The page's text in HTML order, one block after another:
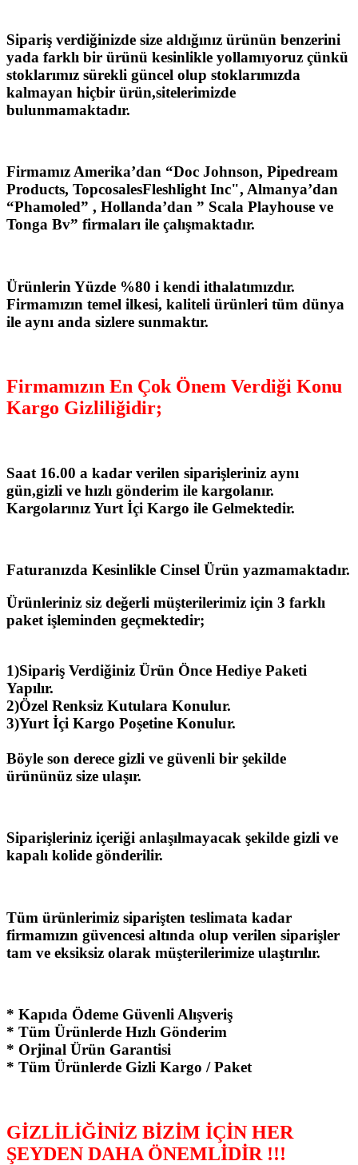
Sipariş verdiğinizde size aldığınız ürünün benzerini
yada farklı bir ürünü kesinlikle yollamıyoruz çünkü
stoklarımız sürekli güncel olup stoklarımızda
kalmayan hiçbir ürün,sitelerimizde
bulunmamaktadır.
Firmamız Amerika’dan “Doc Johnson, Pipedream
Products, TopcosalesFleshlight Inc", Almanya’dan
“Phamoled” , Hollanda’dan ” Scala Playhouse ve
Tonga Bv” firmaları ile çalışmaktadır.
Ürünlerin Yüzde %80 i kendi ithalatımızdır.
Firmamızın temel ilkesi, kaliteli ürünleri tüm dünya
ile aynı anda sizlere sunmaktır.
Firmamızın En Çok Önem Verdiği Konu
Kargo Gizliliğidir;
Saat 16.00 a kadar verilen siparişleriniz aynı
gün,gizli ve hızlı gönderim ile kargolanır.
Kargolarınız Yurt İçi Kargo ile Gelmektedir.
Faturanızda Kesinlikle Cinsel Ürün yazmamaktadır.
Ürünleriniz siz değerli müşterilerimiz için 3 farklı
paket işleminden geçmektedir;
1)Sipariş Verdiğiniz Ürün Önce Hediye Paketi
Yapılır.
2)Özel Renksiz Kutulara Konulur.
3)Yurt İçi Kargo Poşetine Konulur.
Böyle son derece gizli ve güvenli bir şekilde
ürününüz size ulaşır.
Siparişleriniz içeriği anlaşılmayacak şekilde gizli ve
kapalı kolide gönderilir.
Tüm ürünlerimiz siparişten teslimata kadar
firmamızın güvencesi altında olup verilen siparişler
tam ve eksiksiz olarak müşterilerimize ulaştırılır.
* Kapıda Ödeme Güvenli Alışveriş
* Tüm Ürünlerde Hızlı Gönderim
* Orjinal Ürün Garantisi
* Tüm Ürünlerde Gizli Kargo / Paket
GİZLİLİĞİNİZ BİZİM İÇİN HER
ŞEYDEN DAHA ÖNEMLİDİR !!!